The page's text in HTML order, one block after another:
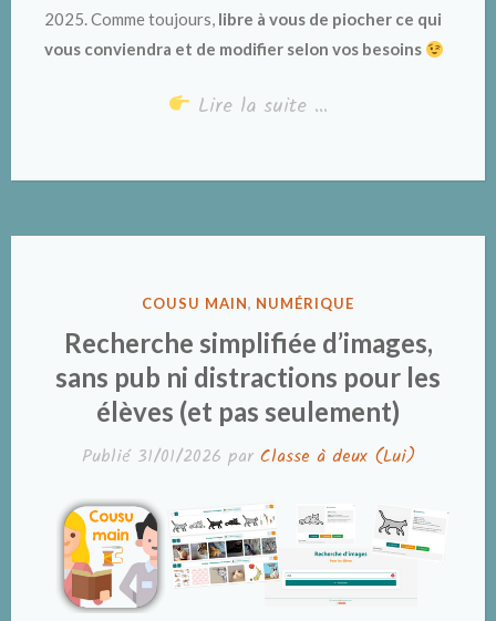
2025. Comme toujours, libre à vous de piocher ce qui
vous conviendra et de modifier selon vos besoins
Lire la suite …
PUBLIÉ
COUSU MAIN, NUMÉRIQUE
Recherche simplifiée d’images,
sans pub ni distractions pour les
élèves (et pas seulement)
Publié 31/01/2026 par Classe à deux (Lui)